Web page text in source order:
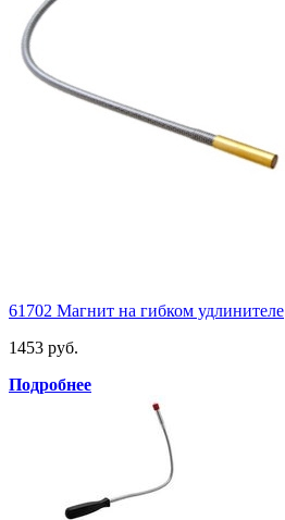
61702 Магнит на гибком удлинителе
1453 руб.
Подробнее